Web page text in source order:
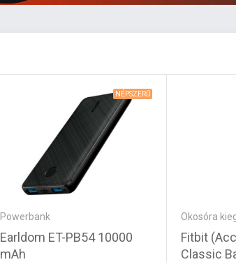
NÉPSZERŰ
Powerbank
Earldom ET-PB54 10000
mAh
Okosóra
Fitbit
Classic